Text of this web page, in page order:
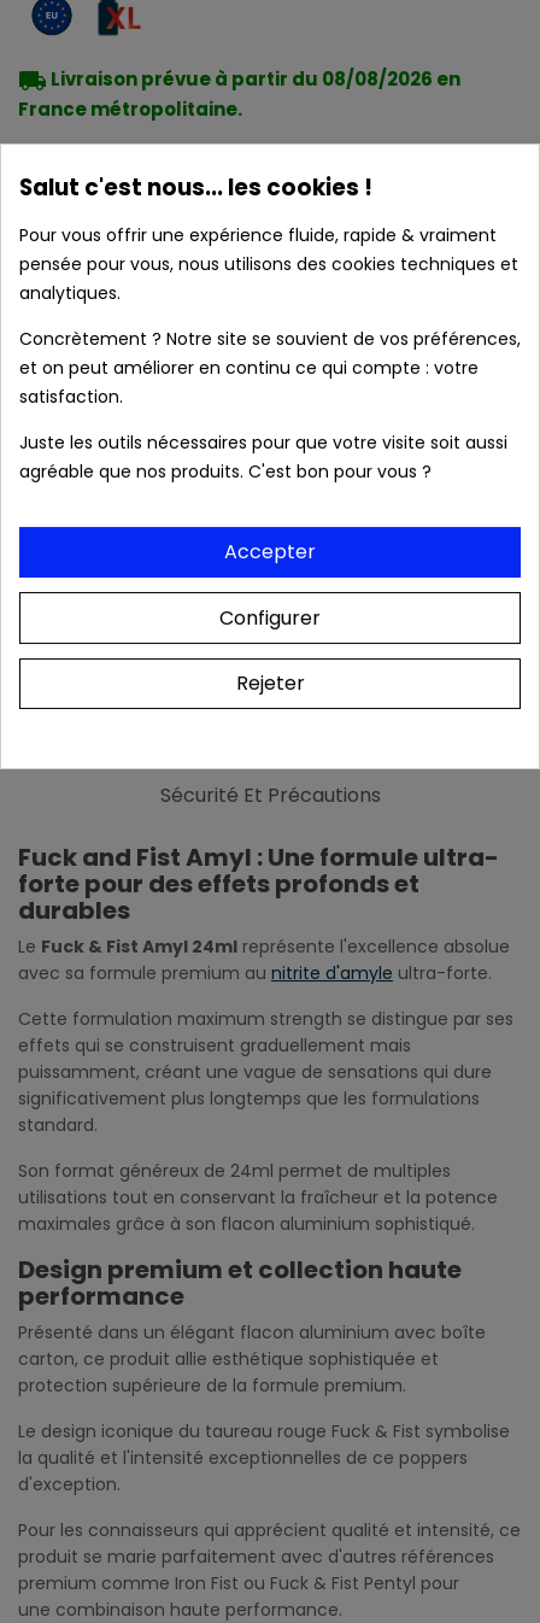
local_shipping Livraison prévue à partir du 08/08/2026 en
France métropolitaine.
Produits authentiques au meilleur prix
Livraison rapide 24/48h
Frais de port OFFERTS dès 39 € (France
métropolitaine).
Colis & relevé bancaire neutres. Aucune mention
Description
Détails Du Produit
Sécurité Et Précautions
Fuck and Fist Amyl : Une formule ultra-
forte pour des effets profonds et
durables
Le Fuck & Fist Amyl 24ml représente l'excellence absolue
avec sa formule premium au nitrite d'amyle ultra-forte.
Cette formulation maximum strength se distingue par ses
effets qui se construisent graduellement mais
puissamment, créant une vague de sensations qui dure
significativement plus longtemps que les formulations
standard.
Son format généreux de 24ml permet de multiples
utilisations tout en conservant la fraîcheur et la potence
maximales grâce à son flacon aluminium sophistiqué.
Design premium et collection haute
performance
Présenté dans un élégant flacon aluminium avec boîte
carton, ce produit allie esthétique sophistiquée et
protection supérieure de la formule premium.
Le design iconique du taureau rouge Fuck & Fist symbolise
la qualité et l'intensité exceptionnelles de ce poppers
d'exception.
Pour les connaisseurs qui apprécient qualité et intensité, ce
produit se marie parfaitement avec d'autres références
premium comme Iron Fist ou Fuck & Fist Pentyl pour
une combinaison haute performance.
Salut c'est nous... les cookies !
Pour vous offrir une expérience fluide, rapide & vraiment
pensée pour vous, nous utilisons des cookies techniques et
analytiques.
Concrètement ? Notre site se souvient de vos préférences,
et on peut améliorer en continu ce qui compte : votre
satisfaction.
Juste les outils nécessaires pour que votre visite soit aussi
agréable que nos produits. C'est bon pour vous ?
Accepter
Configurer
Rejeter